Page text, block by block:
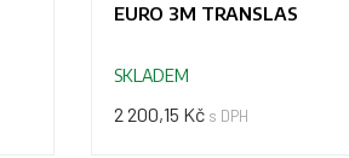
EURO 3M TRANSLAS
SKLADEM
2 200,15 Kč s DPH